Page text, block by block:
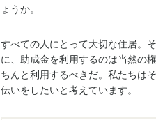
ょうか。
すべての人にとって大切な住居。
に、助成金を利用するのは当然の
ちんと利用するべきだ。私たちは
伝いをしたいと考えています。